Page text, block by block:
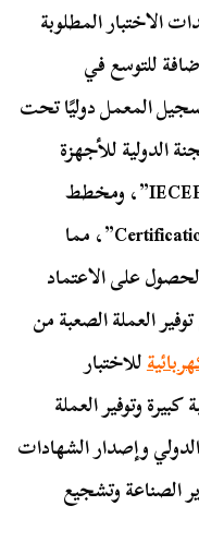
الاختبار المطلوبة
للتوسع في
المعمل دوليًا تحت
الدولية للأجهزة
الكهربائية الإلكترونية ” IECEE CB Scheme”، ومخطط
هيئات التصديق ” Certification Bodies’ Scheme”، مما
على الاعتماد
العملة الصعبة من
للاختبار
وتوفير العملة
وإصدار الشهادات
الصناعة وتشجيع